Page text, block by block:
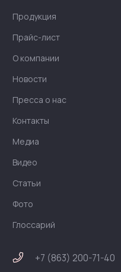
Продукция
Прайс-лист
О компании
Новости
Пресса о нас
Контакты
Медиа
Видео
Статьи
Фото
Глоссарий
+7 (863) 200-71-40